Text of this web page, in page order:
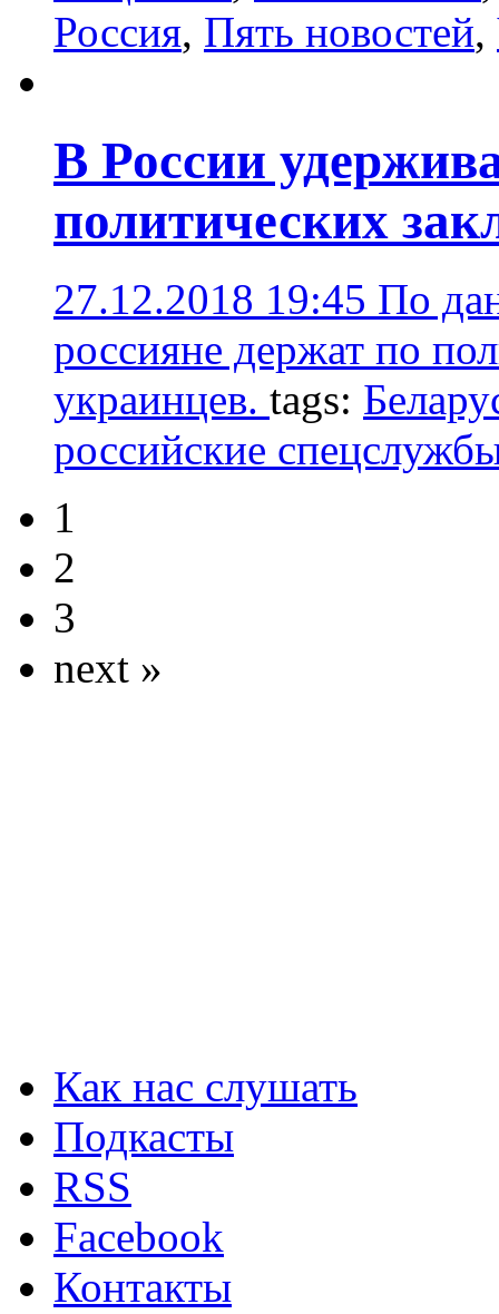
Россия, Пять новостей,
В России
политических
27.12.2018 19:45 По
россияне держат по
украинцев. tags:
российские
1
2
3
next »
Как нас слушать
Подкасты
RSS
Facebook
Контакты